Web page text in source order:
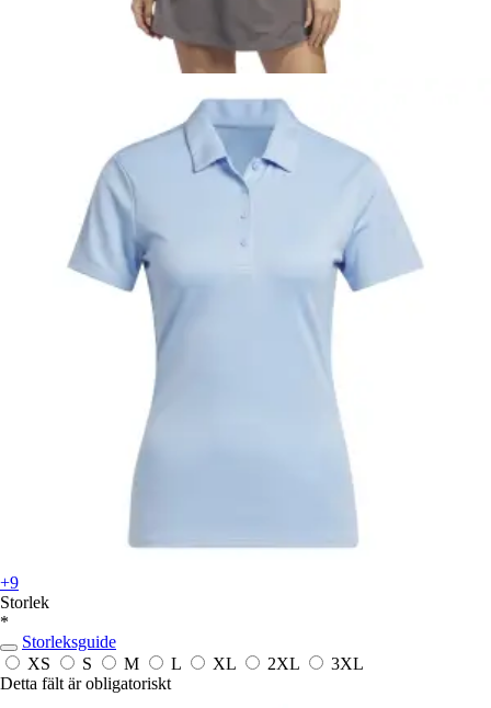
+9
Storlek
*
Storleksguide
XS
S M L XL 2XL
3XL
Detta fält är obligatoriskt